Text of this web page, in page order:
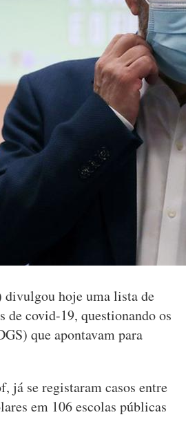
divulgou hoje uma lista de
de covid-19, questionando os
que apontavam para
já se registaram casos entre
em 106 escolas públicas